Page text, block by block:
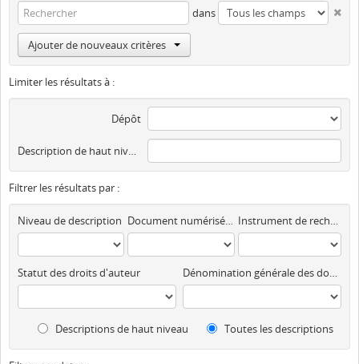
dans
Ajouter de nouveaux critères
Limiter les résultats à :
Dépôt
Description de haut niveau
Filtrer les résultats par :
Niveau de description Document numérisé disponible Instrument de recherche
Statut des droits d'auteur Dénomination générale des documents
Descriptions de haut niveau Toutes les descriptions